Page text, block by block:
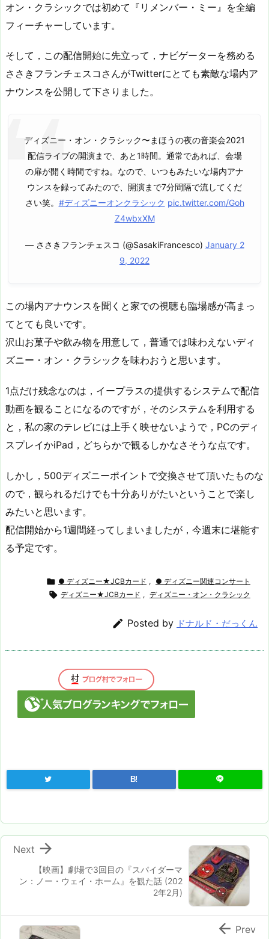
オン・クラシックでは初めて『リメンバー・ミー』を全編
フィーチャーしています。
そして，この配信開始に先立って，ナビゲーターを務める
ささきフランチェスコさんがTwitterにとても素敵な場内ア
ナウンスを公開して下さりました。
ディズニー・オン・クラシック〜まほうの夜の音楽会2021
配信ライブの開演まで、あと1時間。通常であれば、会場
の扉が開く時間ですね。なので、いつもみたいな場内アナ
ウンスを録ってみたので、開演まで7分間隔で流してくだ
さい笑。 #ディズニーオンクラシック pic.twitter.com/Goh
Z4wbxXM
— ささきフランチェスコ (@SasakiFrancesco) January 2
9, 2022
この場内アナウンスを聞くと家での視聴も臨場感が高まっ
てとても良いです。
沢山お菓子や飲み物を用意して，普通では味わえないディ
ズニー・オン・クラシックを味わおうと思います。
1点だけ残念なのは，イープラスの提供するシステムで配信
動画を観ることになるのですが，そのシステムを利用する
と，私の家のテレビには上手く映せないようで，PCのディ
スプレイかiPad，どちらかで観るしかなさそうな点です。
しかし，500ディズニーポイントで交換させて頂いたものな
ので，観られるだけでも十分ありがたいということで楽し
みたいと思います。
配信開始から1週間経ってしまいましたが，今週末に堪能す
る予定です。
 ● ディズニー★JCBカード , ● ディズニー関連コンサート
 ディズニー★JCBカード , ディズニー・オン・クラシック
 Posted by ドナルド・だっくん
B!
【映画】劇場で3回目の『スパイダーマ
ン：ノー・ウェイ・ホーム』を観た話 (202
2年2月)

Next
 Prev